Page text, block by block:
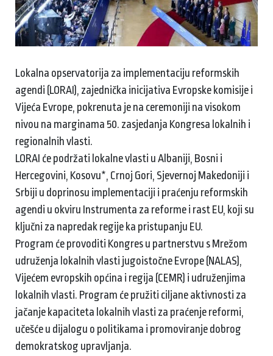
Lokalna opservatorija za implementaciju reformskih
agendi (LORAI), zajednička inicijativa Evropske komisije i
Vijeća Evrope, pokrenuta je na ceremoniji na visokom
nivou na marginama 50. zasjedanja Kongresa lokalnih i
regionalnih vlasti.
LORAI će podržati lokalne vlasti u Albaniji, Bosni i
Hercegovini, Kosovu*, Crnoj Gori, Sjevernoj Makedoniji i
Srbiji u doprinosu implementaciji i praćenju reformskih
agendi u okviru Instrumenta za reforme i rast EU, koji su
ključni za napredak regije ka pristupanju EU.
Program će provoditi Kongres u partnerstvu s Mrežom
udruženja lokalnih vlasti jugoistočne Evrope (NALAS),
Vijećem evropskih općina i regija (CEMR) i udruženjima
lokalnih vlasti. Program će pružiti ciljane aktivnosti za
jačanje kapaciteta lokalnih vlasti za praćenje reformi,
učešće u dijalogu o politikama i promoviranje dobrog
demokratskog upravljanja.